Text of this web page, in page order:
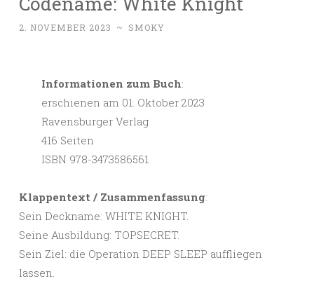
2. NOVEMBER 2023 ~ SMOKY
Informationen zum Buch:
erschienen am 01. Oktober 2023
Ravensburger Verlag
416 Seiten
ISBN 978-3473586561
Klappentext / Zusammenfassung:
Sein Deckname: WHITE KNIGHT.
Seine Ausbildung: TOPSECRET.
Sein Ziel: die Operation DEEP SLEEP auffliegen
lassen.